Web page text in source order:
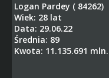
Logan Pardey ( 84262)
Wiek: 28 lat
Data: 29.06.22
Średnia: 89
Kwota: 11.135.691 mln.